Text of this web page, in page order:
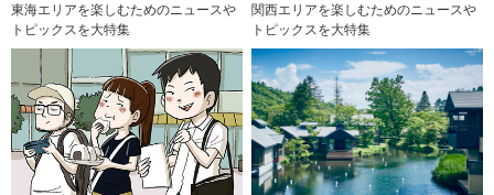
東海エリアを楽しむためのニュースや
トピックスを大特集
関西エリアを楽しむためのニュースや
トピックスを大特集